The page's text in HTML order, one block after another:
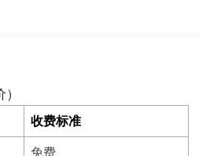
政投入140万元，自筹资金
中男性18人，女性2人，党
馆长2名，司机2名，财务人
人，外勤工作人员4名，火化
施设备情况：全馆划分办公
收费标准
免费